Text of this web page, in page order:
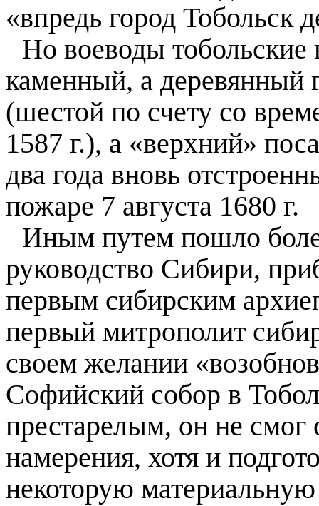
«впредь город Тобольск
Но воеводы
каменный, а деревянный
(шестой по счету со
1587 г.), а «верхний»
два года вновь
пожаре 7 августа 1680 г.
Иным путем пошло
руководство Сибири,
первым сибирским
первый митрополит
своем желании
Софийский собор в
престарелым, он не смог
намерения, хотя и
некоторую материальную